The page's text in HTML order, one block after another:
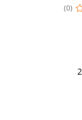
(0)